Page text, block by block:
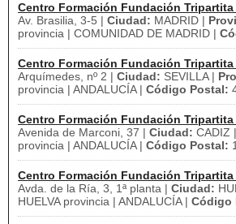
Centro Formación Fundación Tripartita
Av. Brasilia, 3-5 | Ciudad: MADRID |
provincia | COMUNIDAD DE MADRID |
Centro Formación Fundación Tripartita
Arquímedes, nº 2 | Ciudad: SEVILLA |
provincia | ANDALUCÍA | Código Postal:
Centro Formación Fundación Tripartita
Avenida de Marconi, 37 | Ciudad: CADIZ |
provincia | ANDALUCÍA | Código Postal:
Centro Formación Fundación Tripartita
Avda. de la Ría, 3, 1ª planta | Ciudad:
HUELVA provincia | ANDALUCÍA | Código